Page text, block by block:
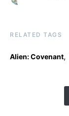
RELATED TAGS
Alien: Covenant,